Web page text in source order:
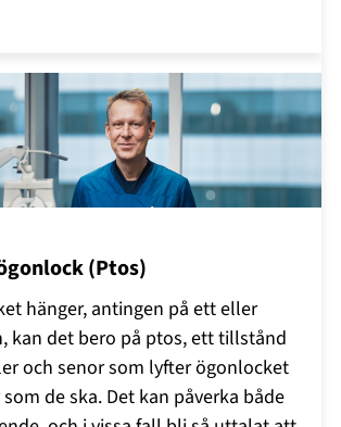
(Ptos)
hänger, antingen på ett eller
kan det bero på ptos, ett tillstånd
och senor som lyfter ögonlocket
de ska. Det kan påverka både